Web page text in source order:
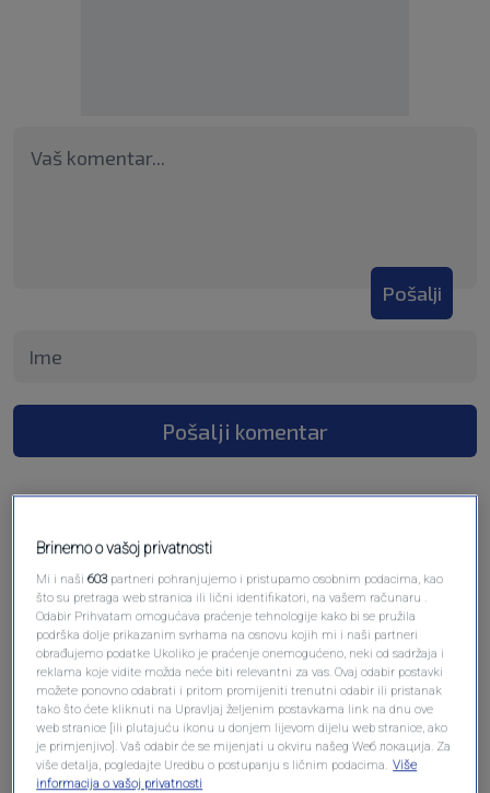
Pošalji
Pošalji komentar
Oglas
Brinemo o vašoj privatnosti
Mi i naši603 partneri pohranjujemo i pristupamo osobnim podacima, kao
što su pretraga web stranica ili lični identifikatori, na vašem računaru .
Odabir Prihvatam omogućava praćenje tehnologije kako bi se pružila
podrška dolje prikazanim svrhama na osnovu kojih mi i naši partneri
obrađujemo podatke Ukoliko je praćenje onemogućeno, neki od sadržaja i
reklama koje vidite možda neće biti relevantni za vas. Ovaj odabir postavki
možete ponovno odabrati i pritom promijeniti trenutni odabir ili pristanak
tako što ćete kliknuti na Upravljaj željenim postavkama link na dnu ove
web stranice [ili plutajuću ikonu u donjem lijevom dijelu web stranice, ako
je primjenjivo]. Vaš odabir će se mijenjati u okviru našeg Wеб локација. Za
više detalja, pogledajte Uredbu o postupanju s ličnim podacima. Više
informacija o vašoj privatnosti